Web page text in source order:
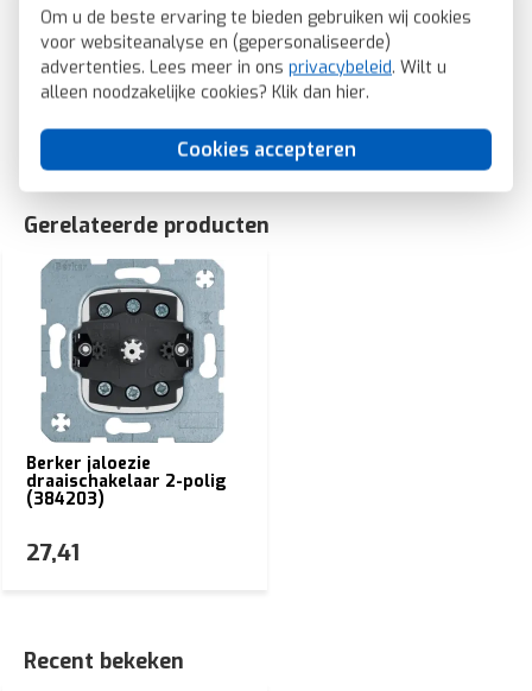
Om u de beste ervaring te bieden gebruiken wij cookies
voor websiteanalyse en (gepersonaliseerde)
advertenties. Lees meer in ons privacybeleid. Wilt u
alleen noodzakelijke cookies? Klik dan hier.
Cookies accepteren
Berker draaiknop jaloeziebediening Q1/Q3/Q7 antraciet
(1080608600)
SKU: Berker 1080608600
Gerelateerde producten
Berker jaloezie
draaischakelaar 2-polig
(384203)
27,41
Recent bekeken